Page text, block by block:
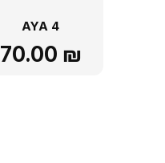
AYA 4
70.00 ₪